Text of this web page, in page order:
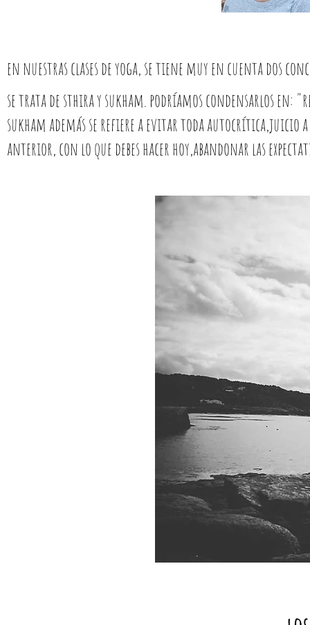
en nuestras clases de yoga, se tiene muy en cuenta dos
se trata de sthira y sukham. podríamos condensarlos
sukham además se refiere a evitar toda autocrítica,juicio
anterior, con lo que debes hacer hoy,abandonar las